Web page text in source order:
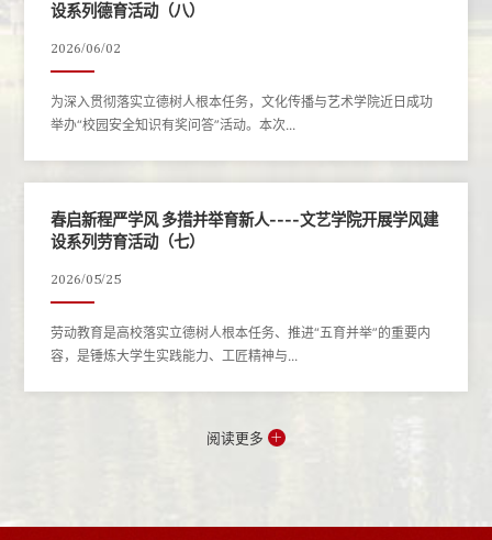
设系列德育活动（八）
2026/06/02
为深入贯彻落实立德树人根本任务，文化传播与艺术学院近日成功
举办“校园安全知识有奖问答”活动。本次...
春启新程严学风 多措并举育新人----文艺学院开展学风建
设系列劳育活动（七）
2026/05/25
劳动教育是高校落实立德树人根本任务、推进“五育并举”的重要内
容，是锤炼大学生实践能力、工匠精神与...
阅读更多